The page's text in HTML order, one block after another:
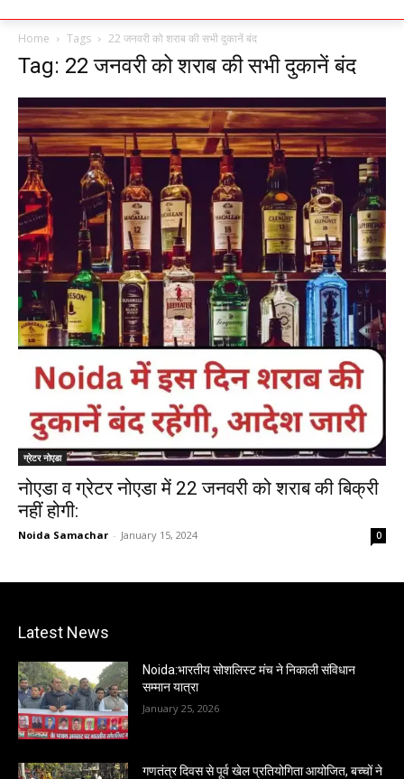
Home Tags 22 जनवरी को शराब की सभी दुकानें बंद
Tag: 22 जनवरी को शराब की सभी दुकानें बंद
ग्रेटर नोएडा
नोएडा व ग्रेटर नोएडा में 22 जनवरी को शराब की बिक्री
नहीं होगी:
Noida Samachar - January 15, 2024 0
Latest News
Noida:भारतीय सोशलिस्ट मंच ने निकाली संविधान
सम्मान यात्रा
January 25, 2026
गणतंत्र दिवस से पूर्व खेल प्रतियोगिता आयोजित, बच्चों ने